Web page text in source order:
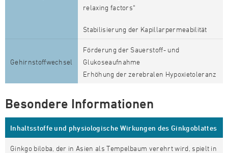
relaxing factors“
Stabilisierung der Kapillarpermeabilität
Gehirnstoffwechsel
Förderung der Sauerstoff- und
Glukoseaufnahme
Erhöhung der zerebralen Hypoxietoleranz
Besondere Informationen
Inhaltsstoffe und physiologische Wirkungen des Ginkgoblattes
Ginkgo biloba, der in Asien als Tempelbaum verehrt wird, spielt in